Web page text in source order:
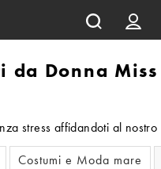
da Donna Miss
stress affidandoti al
Costumi e Moda mare